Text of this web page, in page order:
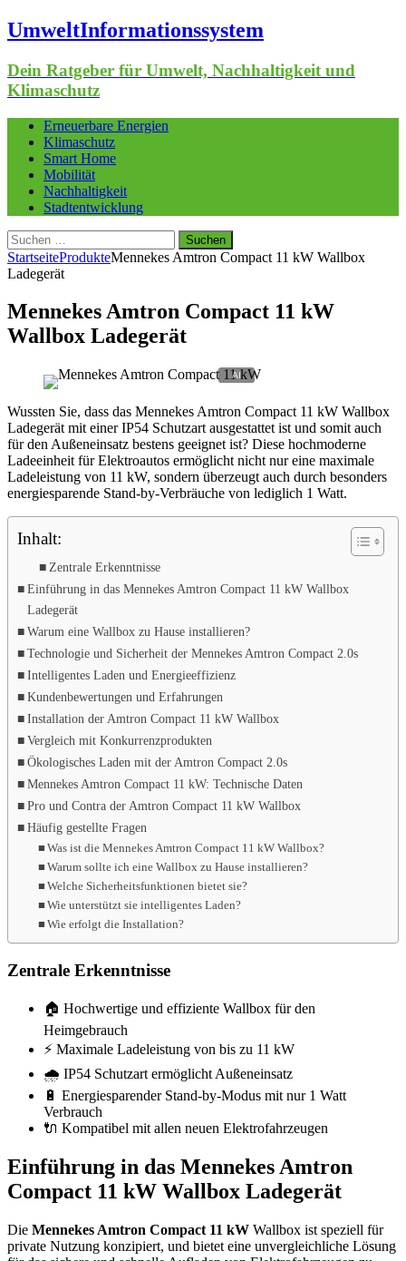
UmweltInformationssystem
Dein Ratgeber für Umwelt, Nachhaltigkeit und
Klimaschutz
Erneuerbare Energien
Klimaschutz
Smart Home
Mobilität
Nachhaltigkeit
Stadtentwicklung
Suchen
nach:
StartseiteProdukteMennekes Amtron Compact 11 kW Wallbox
Ladegerät
Mennekes Amtron Compact 11 kW
Wallbox Ladegerät
Wussten Sie, dass das Mennekes Amtron Compact 11 kW Wallbox
Ladegerät mit einer IP54 Schutzart ausgestattet ist und somit auch
für den Außeneinsatz bestens geeignet ist? Diese hochmoderne
Ladeeinheit für Elektroautos ermöglicht nicht nur eine maximale
Ladeleistung von 11 kW, sondern überzeugt auch durch besonders
energiesparende Stand-by-Verbräuche von lediglich 1 Watt.
Inhalt:
Zentrale Erkenntnisse
Einführung in das Mennekes Amtron Compact 11 kW Wallbox
Ladegerät
Warum eine Wallbox zu Hause installieren?
Technologie und Sicherheit der Mennekes Amtron Compact 2.0s
Intelligentes Laden und Energieeffizienz
Kundenbewertungen und Erfahrungen
Installation der Amtron Compact 11 kW Wallbox
Vergleich mit Konkurrenzprodukten
Ökologisches Laden mit der Amtron Compact 2.0s
Mennekes Amtron Compact 11 kW: Technische Daten
Pro und Contra der Amtron Compact 11 kW Wallbox
Häufig gestellte Fragen
Was ist die Mennekes Amtron Compact 11 kW Wallbox?
Warum sollte ich eine Wallbox zu Hause installieren?
Welche Sicherheitsfunktionen bietet sie?
Wie unterstützt sie intelligentes Laden?
Wie erfolgt die Installation?
Zentrale Erkenntnisse
🏠 Hochwertige und effiziente Wallbox für den
Heimgebrauch
⚡ Maximale Ladeleistung von bis zu 11 kW
🌧️ IP54 Schutzart ermöglicht Außeneinsatz
🔋 Energiesparender Stand-by-Modus mit nur 1 Watt
Verbrauch
🔌 Kompatibel mit allen neuen Elektrofahrzeugen
Einführung in das Mennekes Amtron
Compact 11 kW Wallbox Ladegerät
Die Mennekes Amtron Compact 11 kW Wallbox ist speziell für
private Nutzung konzipiert, und bietet eine unvergleichliche Lösung